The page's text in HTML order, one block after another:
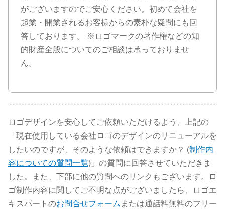
がございますのでご安心ください。初めて会社を
起業・開業されるお客様からの素朴な疑問にも回
答しております。 ※ロゴマークの著作権などの知
的財産全般についてのご相談は承っておりませ
ん。
ロゴデザインを安心してご依頼いただけるよう、上記の
「現在使用している会社ロゴのデザインのリニューアルを
したいのですが、そのような依頼はできますか？ (制作内
容についての質問一覧)」の質問に回答させていただきま
した。また、下部に他の質問へのリンクもございます。ロ
ゴ制作内容に関してご不明な点がございましたら、ロゴエ
キスパートのお問合せフォーム または通話料無料のフリー